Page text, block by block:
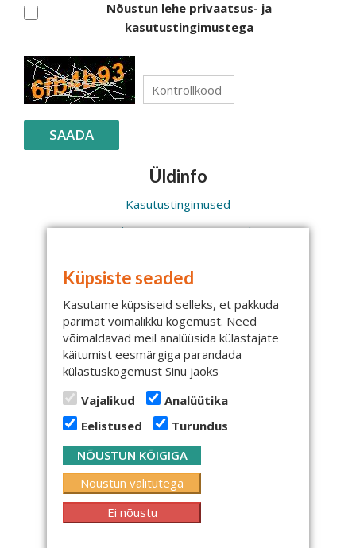
Nõustun lehe privaatsus- ja
kasutustingimustega
SAADA
Üldinfo
Kasutustingimused
Makse- ja tarnetingimused
Küpsised
Elektroonika jäätmete tagastus
Kontakt
Väljaotsa 2, Saue
76505, Harjumaa
Klienditeenindus:
Tel:6515164, 6515167
Küpsiste seaded
Kasutame küpsiseid selleks, et pakkuda
parimat võimalikku kogemust. Need
võimaldavad meil analüüsida külastajate
käitumist eesmärgiga parandada
külastuskogemust Sinu jaoks
Vajalikud
Analüütika
Eelistused
Turundus
NÕUSTUN KÕIGIGA
Nõustun valitutega
Ei nõustu